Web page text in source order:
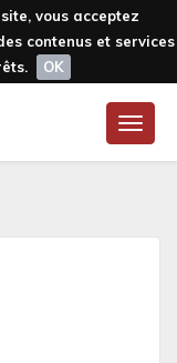
vous acceptez
contenus et services
OK
Toggle